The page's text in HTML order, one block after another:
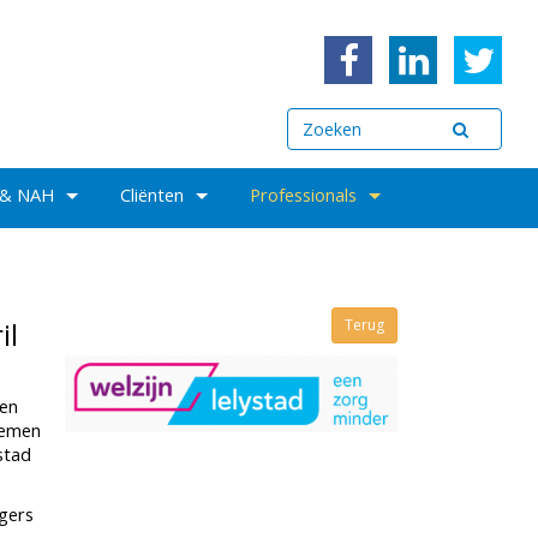
NAH Cliënten Professionals
Terug